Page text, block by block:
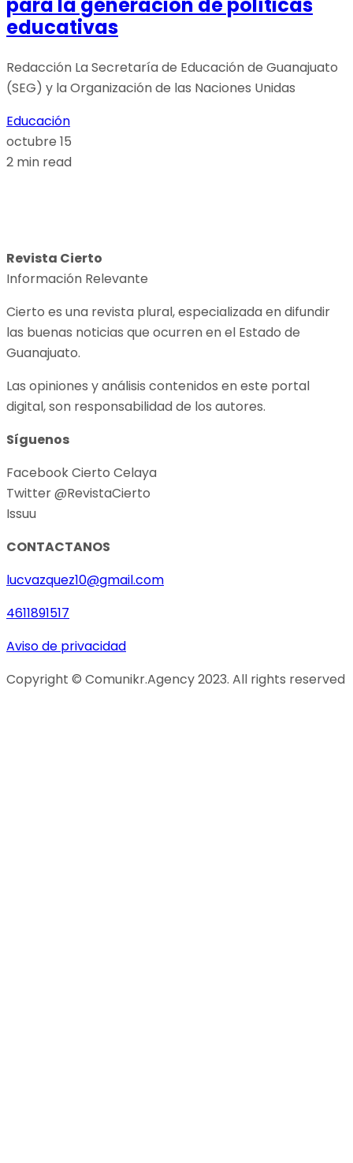
educativas
Redacción La Secretaría de Educación de Guanajuato
(SEG) y la Organización de las Naciones Unidas
Educación
octubre 15
2 min read
Revista Cierto
Información Relevante
Cierto es una revista plural, especializada en difundir
las buenas noticias que ocurren en el Estado de
Guanajuato.
Las opiniones y análisis contenidos en este portal
digital, son responsabilidad de los autores.
Síguenos
Facebook Cierto Celaya
Twitter @RevistaCierto
Issuu
CONTACTANOS
lucvazquez10@gmail.com
4611891517
Aviso de privacidad
Copyright © Comunikr.Agency 2023. All rights reserved